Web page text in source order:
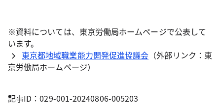
※資料については、東京労働局ホームページで公表して
います。
東京都地域職業能力開発促進協議会 （外部リンク：東
京労働局ホームページ）
記事ID：029-001-20240806-005203